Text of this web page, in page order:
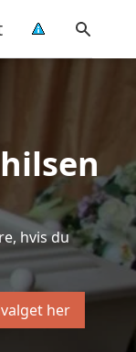
hvis du
her